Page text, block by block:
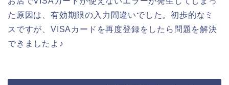
た原因は、有効期限の入力間違いでした。初歩的なミ
スですが、VISAカードを再度登録をしたら問題を解決
できましたよ♪